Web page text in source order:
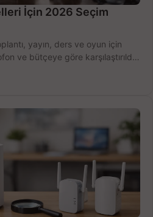
İçin 2026 Seçim
yayın, ders ve oyun için
ve bütçeye göre karşılaştırıldı.